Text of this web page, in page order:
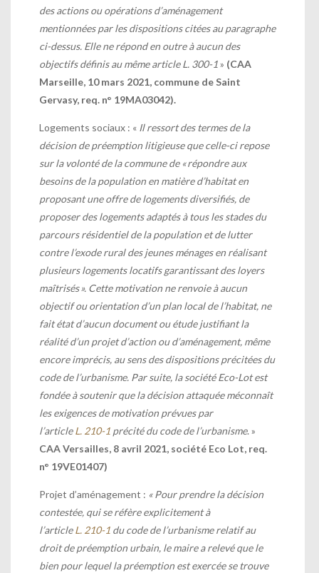
des actions ou opérations d’aménagement
mentionnées par les dispositions citées au paragraphe
ci-dessus. Elle ne répond en outre à aucun des
objectifs définis au même article L. 300-1» (CAA
Marseille, 10 mars 2021, commune de Saint
Gervasy, req. n° 19MA03042).
Logements sociaux : « Il ressort des termes de la
décision de préemption litigieuse que celle-ci repose
sur la volonté de la commune de « répondre aux
besoins de la population en matière d’habitat en
proposant une offre de logements diversifiés, de
proposer des logements adaptés à tous les stades du
parcours résidentiel de la population et de lutter
contre l’exode rural des jeunes ménages en réalisant
plusieurs logements locatifs garantissant des loyers
maîtrisés ». Cette motivation ne renvoie à aucun
objectif ou orientation d’un plan local de l’habitat, ne
fait état d’aucun document ou étude justifiant la
réalité d’un projet d’action ou d’aménagement, même
encore imprécis, au sens des dispositions précitées du
code de l’urbanisme. Par suite, la société Eco-Lot est
fondée à soutenir que la décision attaquée méconnaît
les exigences de motivation prévues par
l’articleL. 210-1 précité du code de l’urbanisme. »
CAA Versailles, 8 avril 2021, société Eco Lot, req.
n° 19VE01407)
Projet d’aménagement : « Pour prendre la décision
contestée, qui se réfère explicitement à
l’articleL. 210-1 du code de l’urbanisme relatif au
droit de préemption urbain, le maire a relevé que le
bien pour lequel la préemption est exercée se trouve